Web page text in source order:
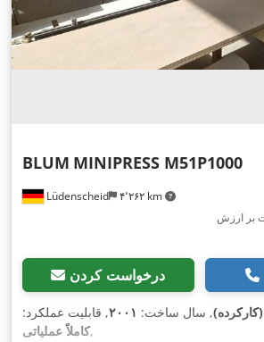
Lüdenscheid ۴٬۲۶۲ km
BLUM MINIPRESS M51P1000
بر ارزش
درخواست کردن
, سال ساخت: ۲۰۰۱, قابلیت عملکرد:
کاملاً عملیاتی,